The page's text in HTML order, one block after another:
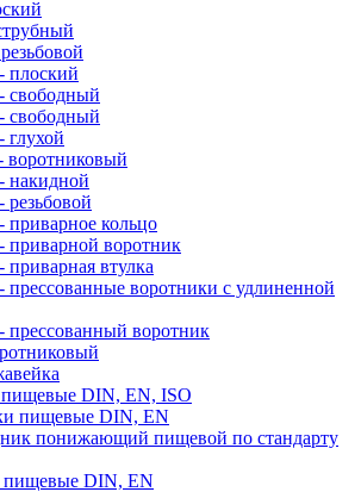
плоский
свободный
свободный
глухой
воротниковый
накидной
резьбовой
приварное кольцо
приварной воротник
приварная втулка
прессованные воротники с удлиненной
прессованный воротник
DIN, EN, ISO
пищевые DIN, EN
понижающий пищевой по стандарту
DIN, EN